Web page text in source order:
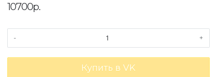
10700р.
- +
Купить в VK